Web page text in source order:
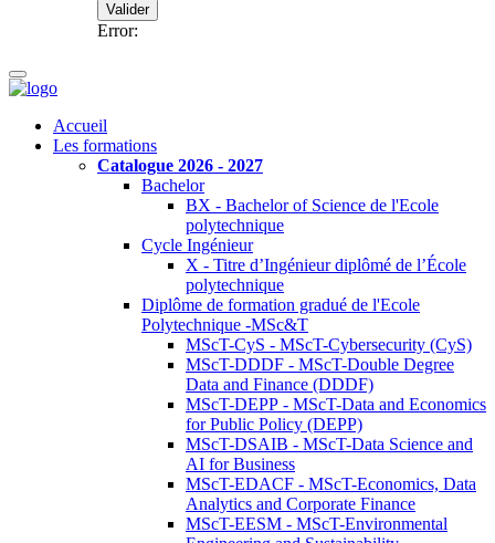
Valider
Error:
Accueil
Les formations
Catalogue 2026 - 2027
Bachelor
BX - Bachelor of Science de l'Ecole
polytechnique
Cycle Ingénieur
X - Titre d’Ingénieur diplômé de l’École
polytechnique
Diplôme de formation gradué de l'Ecole
Polytechnique -MSc&T
MScT-CyS - MScT-Cybersecurity (CyS)
MScT-DDDF - MScT-Double Degree
Data and Finance (DDDF)
MScT-DEPP - MScT-Data and Economics
for Public Policy (DEPP)
MScT-DSAIB - MScT-Data Science and
AI for Business
MScT-EDACF - MScT-Economics, Data
Analytics and Corporate Finance
MScT-EESM - MScT-Environmental